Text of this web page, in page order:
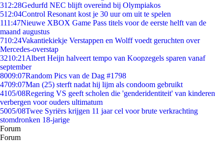
312:28Gedurfd NEC blijft overeind bij Olympiakos
512:04Control Resonant kost je 30 uur om uit te spelen
111:47Nieuwe XBOX Game Pass titels voor de eerste helft van de
maand augustus
710:24Vakantiekiekje Verstappen en Wolff voedt geruchten over
Mercedes-overstap
3210:21 Albert Heijn halveert tempo van Koopzegels sparen vanaf
september
8009:07Random Pics van de Dag #1798
4709:07Man (25) sterft nadat hij lijm als condoom gebruikt
4105/08Regering VS geeft scholen die 'genderidentiteit' van kinderen
verbergen voor ouders ultimatum
5005/08Twee Syriërs krijgen 11 jaar cel voor brute verkrachting
stomdronken 18-jarige
Forum
Forum